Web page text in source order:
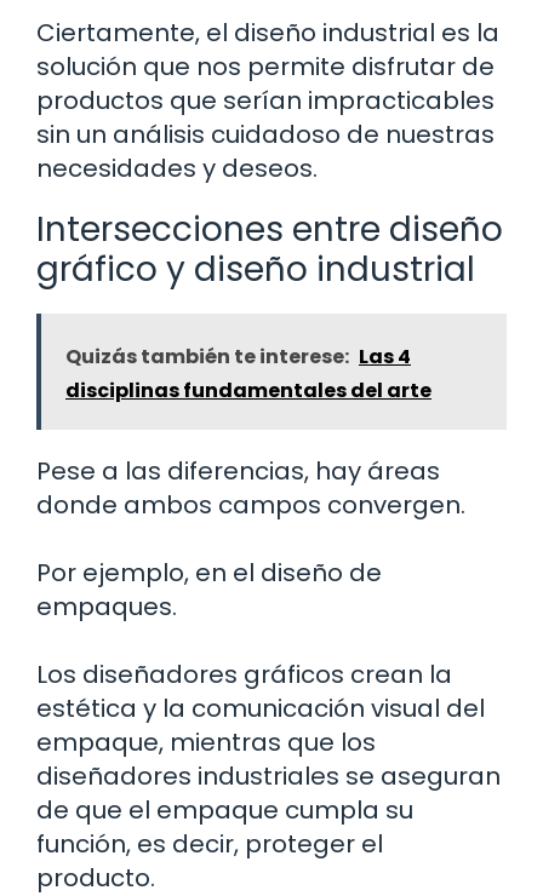
Ciertamente, el diseño industrial es la
solución que nos permite disfrutar de
productos que serían impracticables
sin un análisis cuidadoso de nuestras
necesidades y deseos.
Intersecciones entre diseño
gráfico y diseño industrial
Quizás también te interese: Las 4
disciplinas fundamentales del arte
Pese a las diferencias, hay áreas
donde ambos campos convergen.
Por ejemplo, en el diseño de
empaques.
Los diseñadores gráficos crean la
estética y la comunicación visual del
empaque, mientras que los
diseñadores industriales se aseguran
de que el empaque cumpla su
función, es decir, proteger el
producto.